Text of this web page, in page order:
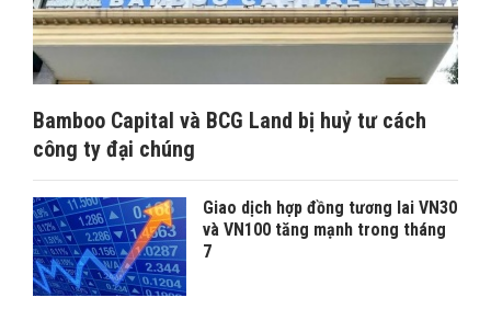
Bamboo Capital và BCG Land bị huỷ tư cách
công ty đại chúng
Giao dịch hợp đồng tương lai VN30
và VN100 tăng mạnh trong tháng
7